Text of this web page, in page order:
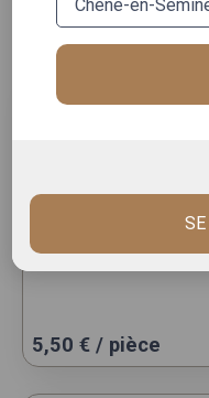
Trier par :
5,50 € / pièce